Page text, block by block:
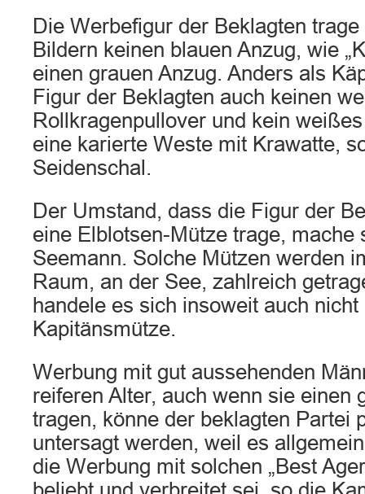
Die Werbefigur der Beklagten
Bildern keinen blauen Anzug, wie
einen grauen Anzug. Anders als
Figur der Beklagten auch keinen
Rollkragenpullover und kein
eine karierte Weste mit Krawatte,
Seidenschal.
Der Umstand, dass die Figur der
eine Elblotsen-Mütze trage, mache
Seemann. Solche Mützen werden
Raum, an der See, zahlreich
handele es sich insoweit auch nicht
Kapitänsmütze.
Werbung mit gut aussehenden
reiferen Alter, auch wenn sie einen
tragen, könne der beklagten Partei
untersagt werden, weil es
die Werbung mit solchen „Best